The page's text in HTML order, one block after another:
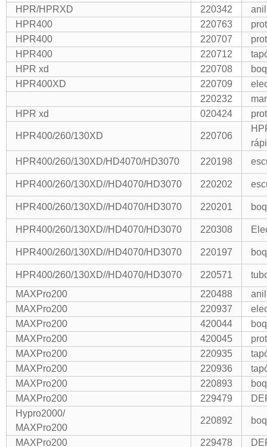
HPR/HPRXD
220342
HPR400
220763
HPR400
220707
HPR400
220712
HPR xd
220708
HPR400XD
220709
220232
HPR xd
020424
HPR400/260/130XD 220706
HPR400/260/130XD/HD4070/HD3070
220198
HPR400/260/130XD//HD4070/HD3070 220202
HPR400/260/130XD//HD4070/HD3070 220201
HPR400/260/130XD//HD4070/HD3070 220308
HPR400/260/130XD//HD4070/HD3070 220197
HPR400/260/130XD//HD4070/HD3070 220571
MAXPro200
220488
MAXPro200
220937
MAXPro200
420044
MAXPro200
420045
MAXPro200
220935
MAXPro200
220936
MAXPro200
220893
MAXPro200
229479
Hypro2000/
MAXPro200
220892
MAXPro200 229478